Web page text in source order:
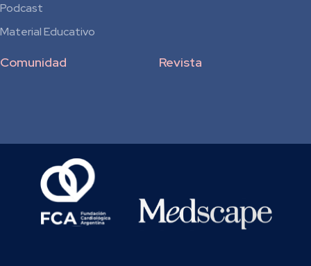
Podcast
Material Educativo
Revista
Comunidad